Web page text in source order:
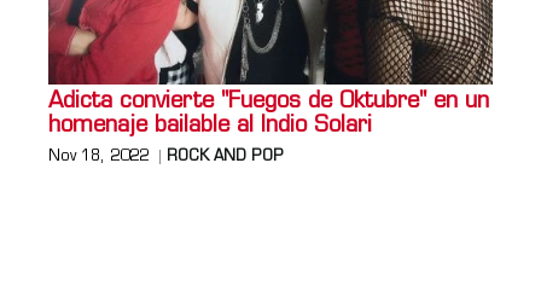
Adicta convierte "Fuegos de Oktubre" en un
homenaje bailable al Indio Solari
Nov 18, 2022 ROCK AND POP